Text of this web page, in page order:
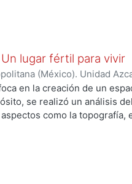
lugar fértil para vivir
(México). Unidad
06-30)Campa Cruz,
Jiménez, Marisol
en la creación de un
se realizó un análisis
como la topografía,